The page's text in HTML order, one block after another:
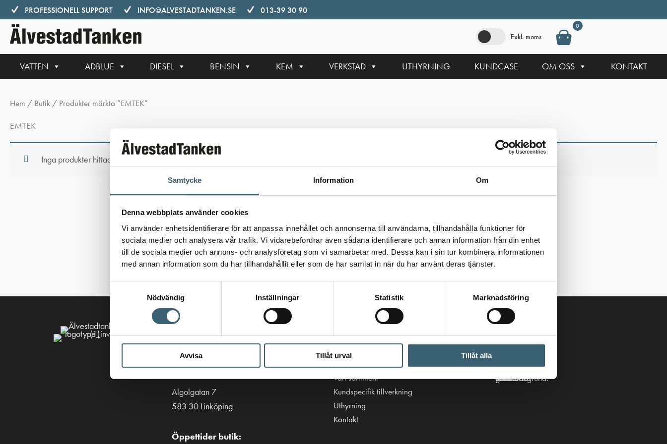
Samtycke Information Om
Denna webbplats använder cookies
Vi använder enhetsidentifierare för att anpassa innehållet och annonserna till användarna, tillhandahålla funktioner för
sociala medier och analysera vår trafik. Vi vidarebefordrar även sådana identifierare och annan information från din enhet
till de sociala medier och annons- och analysföretag som vi samarbetar med. Dessa kan i sin tur kombinera informationen
med annan information som du har tillhandahållit eller som de har samlat in när du har använt deras tjänster.
Nödvändig
Inställningar Statistik Marknadsföring
Avvisa Tillåt urval Tillåt alla
Hoppa
till
innehåll
PROFESSIONELL SUPPORT INFO@ALVESTADTANKEN.SE 013-39 30 90
Exkl. moms
0
VATTEN ADBLUE DIESEL BENSIN KEM VERKSTAD UTHYRNING KUNDCASE OM OSS KONTAKT
Hem / Butik / Produkter märkta ”EMTEK”
EMTEK
Inga produkter hittades som motsvarar ditt val.
Kontakt
013-39 30 90
info@alvestadtanken.se
Algolgatan 7
583 30 Linköping
Öppettider butik:
Viktiga länkar
Tillgänglighetsredogörelse
Vårt sortiment
Kundspecifik tillverkning
Uthyrning
Kontakt
Följ oss